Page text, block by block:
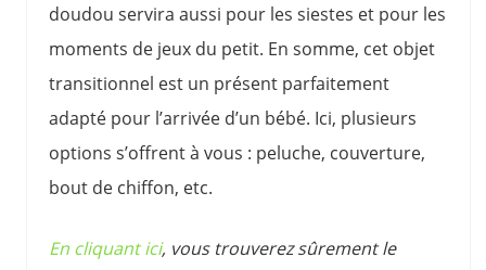
doudou servira aussi pour les siestes et pour les
moments de jeux du petit. En somme, cet objet
transitionnel est un présent parfaitement
adapté pour l’arrivée d’un bébé. Ici, plusieurs
options s’offrent à vous : peluche, couverture,
bout de chiffon, etc.
En cliquant ici, vous trouverez sûrement le